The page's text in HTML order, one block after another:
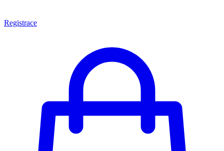
Registrace